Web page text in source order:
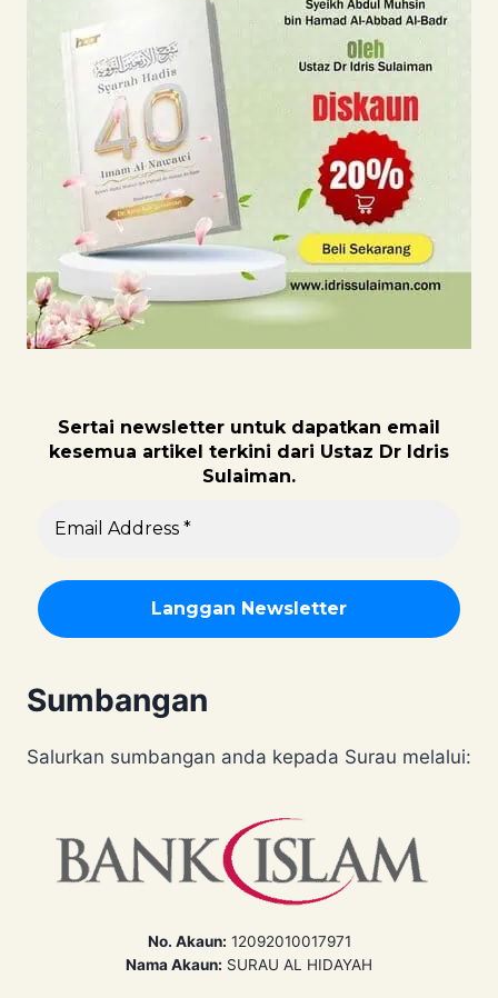
Sertai newsletter untuk dapatkan email
kesemua artikel terkini dari Ustaz Dr Idris
Sulaiman.
Sumbangan
Salurkan sumbangan anda kepada Surau melalui:
No. Akaun: 12092010017971
Nama Akaun: SURAU AL HIDAYAH